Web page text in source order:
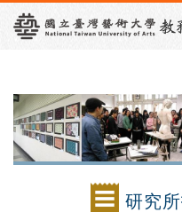
研究